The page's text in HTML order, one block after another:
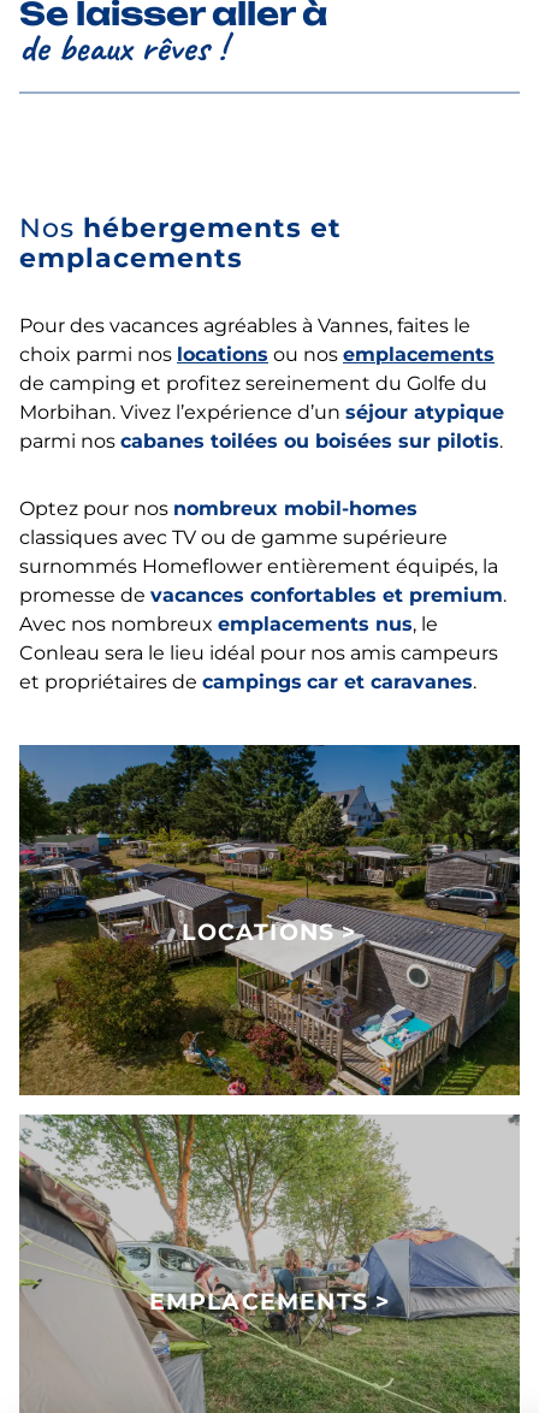
Se laisser aller à
de beaux rêves !
Nos hébergements et
emplacements
Pour des vacances agréables à Vannes, faites le
choix parmi nos locations ou nos emplacements
de camping et profitez sereinement du Golfe du
Morbihan. Vivez l’expérience d’un séjour atypique
parmi nos cabanes toilées ou boisées sur pilotis.
Optez pour nos nombreux mobil-homes
classiques avec TV ou de gamme supérieure
surnommés Homeflower entièrement équipés, la
promesse de vacances confortables et premium.
Avec nos nombreux emplacements nus, le
Conleau sera le lieu idéal pour nos amis campeurs
et propriétaires de campings car et caravanes.
LOCATIONS >
EMPLACEMENTS >